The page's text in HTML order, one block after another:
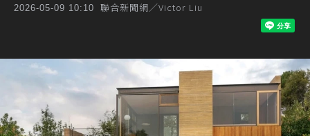
2026-05-09 10:10 聯合新聞網／Victor Liu